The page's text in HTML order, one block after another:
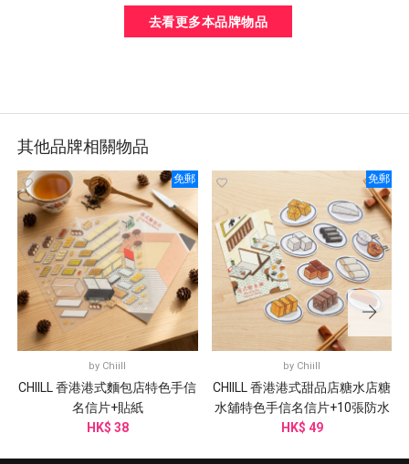
去看更多本品牌物品
其他品牌相關物品
免郵
by Chiill
CHIILL 香港港式麵包店特色手信
名信片+貼紙
HK$ 38
免郵
by Chiill
CHIILL 香港港式甜品店糖水店糖
水舖特色手信名信片+10張防水
貼紙
HK$ 49